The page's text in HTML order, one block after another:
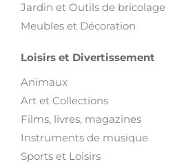
Jardin et Outils de bricolage
Meubles et Décoration
Loisirs et Divertissement
Animaux
Art et Collections
Films, livres, magazines
Instruments de musique
Sports et Loisirs